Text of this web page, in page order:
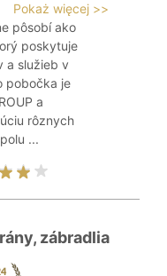
Pokaż więcej >>
pôsobí ako
poskytuje
a služieb v
pobočka je
a
rôznych
...
zábradlia